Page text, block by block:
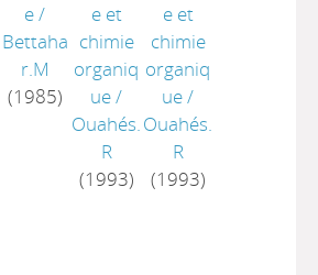
e/
Bettaha
r.M
(1985)
e et
chimie
organiq
ue/
Ouahés.
R
(1993)
e et
chimie
organiq
ue/
Ouahés.
R
(1993)